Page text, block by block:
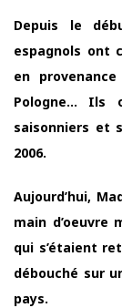
Depuis le
espagnols ont
en
Pologne… Ils
saisonniers et
2006.
Aujourd’hui,
main d’oeuvre
qui s’étaient
débouché sur
pays.